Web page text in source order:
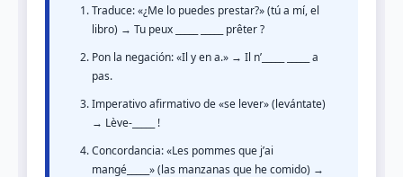
Traduce: «¿Me lo puedes prestar?» (tú a mí, el
libro) → Tu peux _____ _____ prêter ?
Pon la negación: «Il y en a.» → Il n’_____ _____ a
pas.
Imperativo afirmativo de «se lever» (levántate)
→ Lève-_____ !
Concordancia: «Les pommes que j’ai
mangé_____» (las manzanas que he comido) →